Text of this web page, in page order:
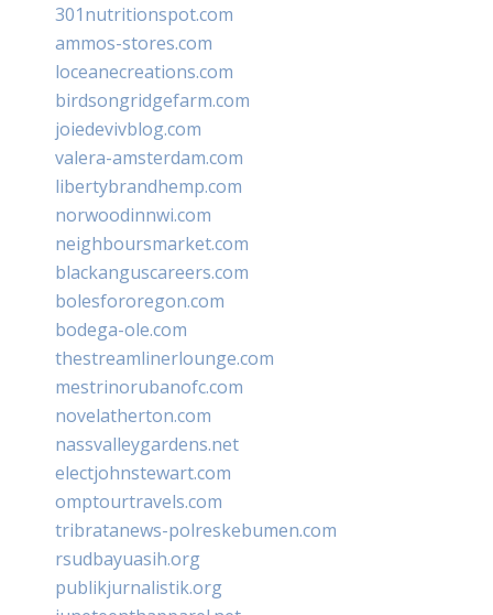
301nutritionspot.com
ammos-stores.com
loceanecreations.com
birdsongridgefarm.com
joiedevivblog.com
valera-amsterdam.com
libertybrandhemp.com
norwoodinnwi.com
neighboursmarket.com
blackanguscareers.com
bolesfororegon.com
bodega-ole.com
thestreamlinerlounge.com
mestrinorubanofc.com
novelatherton.com
nassvalleygardens.net
electjohnstewart.com
omptourtravels.com
tribratanews-polreskebumen.com
rsudbayuasih.org
publikjurnalistik.org